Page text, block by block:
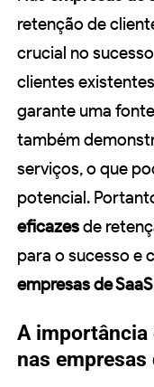
retenção de
crucial no
clientes
garante uma
também
serviços, o que
potencial.
eficazesde
para o sucesso e
empresas de SaaS
A importância
nas empresas